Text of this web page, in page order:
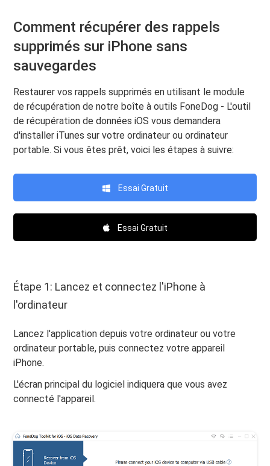
Comment récupérer des rappels
supprimés sur iPhone sans
sauvegardes
Restaurer vos rappels supprimés en utilisant le module
de récupération de notre boîte à outils FoneDog - L'outil
de récupération de données iOS vous demandera
d'installer iTunes sur votre ordinateur ou ordinateur
portable. Si vous êtes prêt, voici les étapes à suivre:
Essai Gratuit
Essai Gratuit
Étape 1: Lancez et connectez l'iPhone à
l'ordinateur
Lancez l'application depuis votre ordinateur ou votre
ordinateur portable, puis connectez votre appareil
iPhone.
L'écran principal du logiciel indiquera que vous avez
connecté l'appareil.